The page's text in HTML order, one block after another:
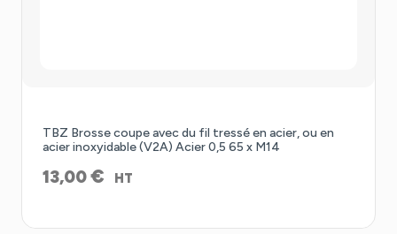
TBZ Brosse coupe avec du fil tressé en acier, ou en
acier inoxyidable (V2A) Acier 0,5 65 x M14
13,00€ HT